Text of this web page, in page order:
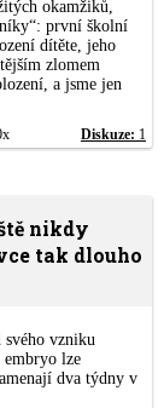
okamžiků,
první školní
dítěte, jeho
zlomem
a jsme jen
Diskuze: 1
nikdy
tak dlouho
svého vzniku
embryo lze
dva týdny v